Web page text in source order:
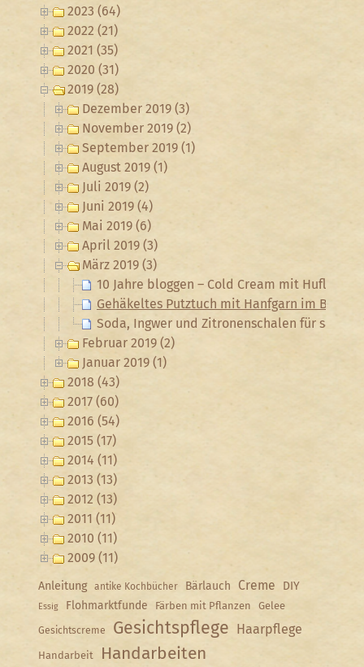
2023 (64)
2022 (21)
2021 (35)
2020 (31)
2019 (28)
Dezember 2019 (3)
November 2019 (2)
September 2019 (1)
August 2019 (1)
Juli 2019 (2)
Juni 2019 (4)
Mai 2019 (6)
April 2019 (3)
März 2019 (3)
10 Jahre bloggen – Cold Cream mit
Gehäkeltes Putztuch mit Hanfgarn im
Soda, Ingwer und Zitronenschalen für
Februar 2019 (2)
Januar 2019 (1)
2018 (43)
2017 (60)
2016 (54)
2015 (17)
2014 (11)
2013 (13)
2012 (13)
2011 (11)
2010 (11)
2009 (11)
Anleitung antike Kochbücher Bärlauch Creme DIY
Essig Flohmarktfunde Färben mit Pflanzen Gelee
Gesichtscreme Gesichtspflege Haarpflege
Handarbeit
Handarbeiten